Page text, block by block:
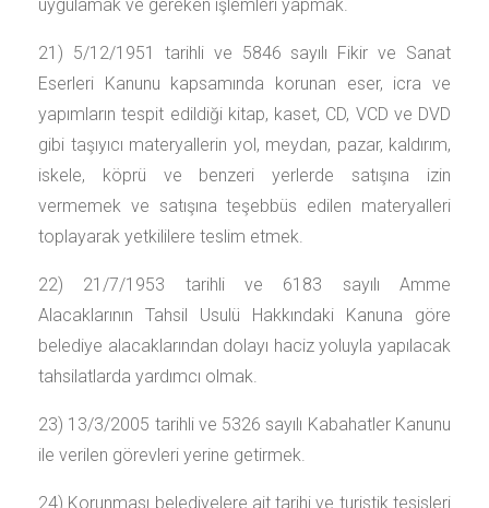
uygulamak ve gereken işlemleri yapmak.
21) 5/12/1951 tarihli ve 5846 sayılı Fikir ve Sanat
Eserleri Kanunu kapsamında korunan eser, icra ve
yapımların tespit edildiği kitap, kaset, CD, VCD ve DVD
gibi taşıyıcı materyallerin yol, meydan, pazar, kaldırım,
iskele, köprü ve benzeri yerlerde satışına izin
vermemek ve satışına teşebbüs edilen materyalleri
toplayarak yetkililere teslim etmek.
22) 21/7/1953 tarihli ve 6183 sayılı Amme
Alacaklarının Tahsil Usulü Hakkındaki Kanuna göre
belediye alacaklarından dolayı haciz yoluyla yapılacak
tahsilatlarda yardımcı olmak.
23) 13/3/2005 tarihli ve 5326 sayılı Kabahatler Kanunu
ile verilen görevleri yerine getirmek.
24) Korunması belediyelere ait tarihi ve turistik tesisleri